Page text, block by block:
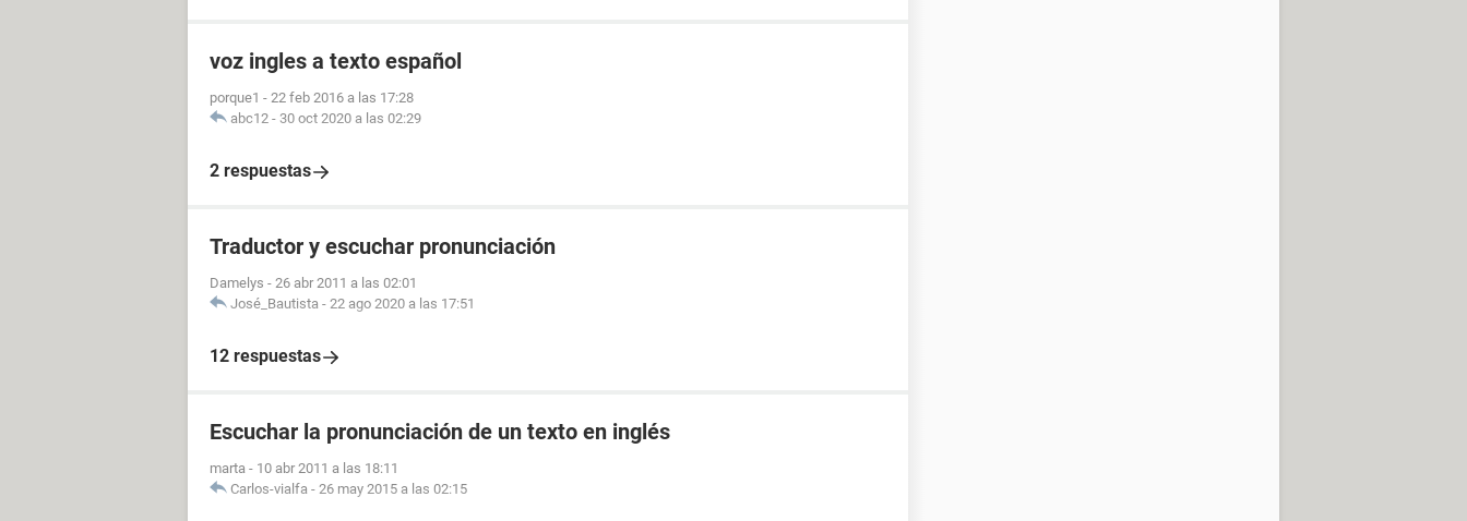
voz ingles a texto español
porque1 - 22 feb 2016 a las 17:28
abc12 - 30 oct 2020 a las 02:29
2 respuestas
Traductor y escuchar pronunciación
Damelys - 26 abr 2011 a las 02:01
José_Bautista - 22 ago 2020 a las 17:51
12 respuestas
Escuchar la pronunciación de un texto en inglés
marta - 10 abr 2011 a las 18:11
Carlos-vialfa - 26 may 2015 a las 02:15